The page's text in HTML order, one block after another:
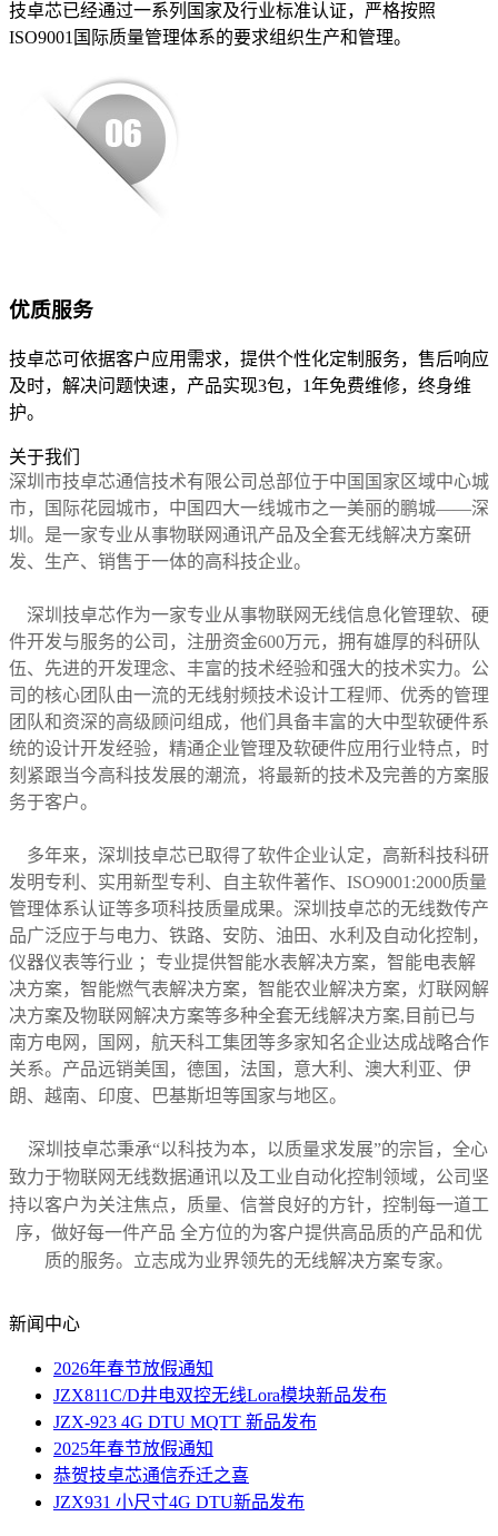
技卓芯已经通过一系列国家及行业标准认证，严格按照
ISO9001国际质量管理体系的要求组织生产和管理。
优质服务
技卓芯可依据客户应用需求，提供个性化定制服务，售后响应
及时，解决问题快速，产品实现3包，1年免费维修，终身维
护。
关于我们
深圳市技卓芯通信技术有限公司总部位于中国 国家区域中心城
市， 国际花园城市，中国四大一线城市之一美丽的鹏城——深
圳。是一家专业从事物联网通讯产品及全套无线解决方案研
发、生产、 销售于一体的高科技企业。
深圳技卓芯作为一家专业从事物联网无线信息化管理软、硬
件开发与服务的公司， 注册资金600万元， 拥有雄厚的科研队
伍、先进的开发理念、丰富的技术经验和强大的技术实力。公
司的核心团队由一流的无线射频技术设计工程师、 优秀的管理
团队和资深的高级顾问 组成，他们具备丰富的大中型软硬件系
统的设计开发经验，精通企业管理及软硬件应用行业特点，时
刻紧跟当今高科技发展的潮流，将最新的技术及完善的方案服
务于客户。
多年来，深圳技卓芯已取得了软件企业认定， 高新科技科研
发明专利、实用新型专利、自主软件著作、ISO9001:2000质量
管理体系认证等多项科技质量成果。深圳技卓芯的无线数传产
品广泛应于与电力、铁路、安防、油田、水利及自动化控制，
仪器仪表等行业 ；专业提供智能水表解决方案，智能电表解
决方案，智能燃气表解决方案，智能农业解决方案，灯联网解
决方案及物联网解决方案等多种全套无线解决方案,目前已与
南方电网，国网，航天科工集团等多家知名企业达成战略合作
关系。产品远销美国， 德国， 法国，意大利 、 澳大利亚、 伊
朗、越南、印度、巴基斯坦等国家与地区。
深圳技卓芯秉承“以科技为本，以质量求发展”的宗旨，全心
致力于物联网无线数据通讯以及工业自动化控制领域，公司坚
持以客户为关注焦点，质量、信誉良好的方针，控制每一道工
序，做好每一件产品 全方位的为客户提供高品质的产品和优
质的服务。立志成为业界领先的无线解决方案专家。
新闻中心
2026年春节放假通知
JZX811C/D井电双控无线Lora模块新品发布
JZX-923 4G DTU MQTT 新品发布
2025年春节放假通知
恭贺技卓芯通信乔迁之喜
JZX931 小尺寸4G DTU新品发布